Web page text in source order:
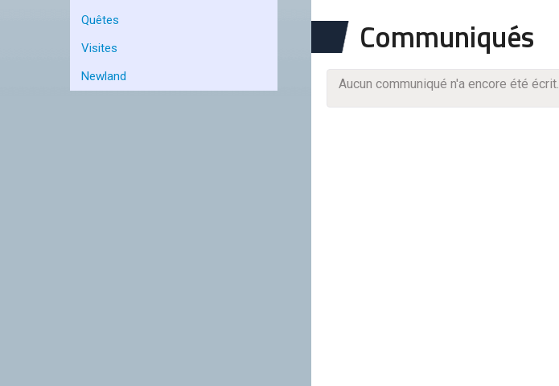
Quêtes
Visites
Newland
Communiqués
Aucun communiqué n'a encore été écrit.